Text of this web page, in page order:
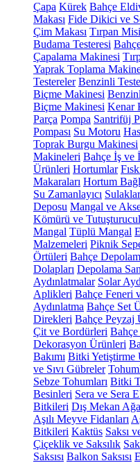
Çapa Kürek Bahçe
Makası Fide Dikici ve
Çim Makası Tırpan
Budama Testeresi
Çapalama Makinesi
Yaprak Toplama
Testereler Benzinli
Biçme Makinesi
Biçme Makinesi Kenar
Parça Pompa Santrifüj
Pompası Su Motoru
Toprak Burgu Makinesi
Makineleri Bahçe İş ve
Ürünleri Hortumlar
Makaraları Hortum
Su Zamanlayıcı Sulaklar
Deposu Mangal ve
Kömürü ve
Mangal Tüplü Mangal
Malzemeleri Piknik
Örtüleri Bahçe
Dolapları Depolama
Aydınlatmalar Solar
Aplikleri Bahçe Feneri
Aydınlatma Bahçe Set
Direkleri Bahçe Peyzaj
Çit ve Bordürleri
Dekorasyon Ürünleri
Bakımı Bitki Yetiştirme
ve Sıvı Gübreler
Sebze Tohumları Bitki
Besinleri Sera ve Sera
Bitkileri Dış Mekan
Aşılı Meyve Fidanları
Bitkileri Kaktüs Saksı
Çiçeklik ve Saksılık
Saksısı Balkon Saksısı